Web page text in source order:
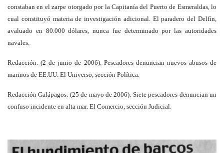
constaban en el zarpe otorgado por la Capitanía del Puerto de Esmeraldas, lo
cual constituyó materia de investigación adicional. El paradero del Delfín,
avaluado en 80.000 dólares, nunca fue determinado por las autoridades
navales.
Redacción. (2 de junio de 2006). Pescadores denuncian nuevos abusos de
marinos de EE.UU. El Universo, sección Política.
Redacción Galápagos. (25 de mayo de 2006). Siete pescadores denuncian un
confuso incidente en alta mar. El Comercio, sección Judicial.